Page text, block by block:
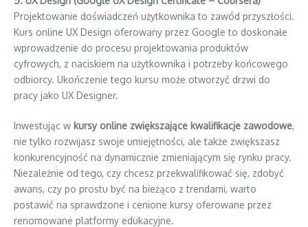
Projektowanie doświadczeń użytkownika to zawód przyszłości.
Kurs online UX Design oferowany przez Google to doskonałe
wprowadzenie do procesu projektowania produktów
cyfrowych, z naciskiem na użytkownika i potrzeby końcowego
odbiorcy. Ukończenie tego kursu może otworzyć drzwi do
pracy jako UX Designer.
Inwestując w kursy online zwiększające kwalifikacje zawodowe,
nie tylko rozwijasz swoje umiejętności, ale także zwiększasz
konkurencyjność na dynamicznie zmieniającym się rynku pracy.
Niezależnie od tego, czy chcesz przekwalifikować się, zdobyć
awans, czy po prostu być na bieżąco z trendami, warto
postawić na sprawdzone i cenione kursy oferowane przez
renomowane platformy edukacyjne.